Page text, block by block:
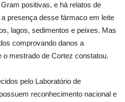
positivas, e há relatos de
presença desse fármaco em leite
lagos, sedimentos e peixes. Mas
comprovando danos a
mestrado de Cortez constatou.
pelo Laboratório de
reconhecimento nacional e